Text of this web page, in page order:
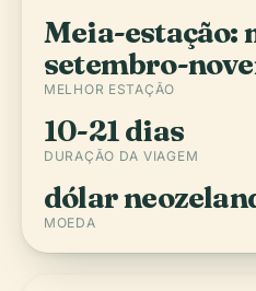
Meia-estação:
setembro-
MELHOR ESTAÇÃO
10-21 dias
DURAÇÃO DA VIAGEM
dólar
MOEDA